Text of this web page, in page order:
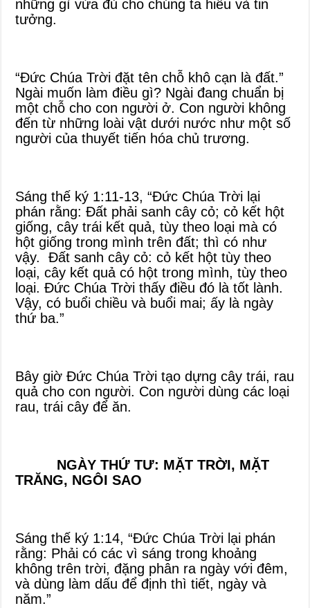
những gì vừa đủ cho chúng ta hiểu và tin
tưởng.
“Đức Chúa Trời đặt tên chỗ khô cạn là đất.”
Ngài muốn làm điều gì? Ngài đang chuẩn bị
một chỗ cho con người ở. Con người không
đến từ những loài vật dưới nước như một số
người của thuyết tiến hóa chủ trương.
Sáng thế ký 1:11-13, “Đức Chúa Trời lại
phán rằng: Đất phải sanh cây cỏ; cỏ kết hột
giống, cây trái kết quả, tùy theo loại mà có
hột giống trong mình trên đất; thì có như
vậy. Đất sanh cây cỏ: cỏ kết hột tùy theo
loại, cây kết quả có hột trong mình, tùy theo
loại. Đức Chúa Trời thấy điều đó là tốt lành.
Vậy, có buổi chiều và buổi mai; ấy là ngày
thứ ba.”
Bây giờ Đức Chúa Trời tạo dựng cây trái, rau
quả cho con người. Con người dùng các loại
rau, trái cây để ăn.
NGÀY THỨ TƯ: MẶT TRỜI, MẶT
TRĂNG, NGÔI SAO
Sáng thế ký 1:14, “Đức Chúa Trời lại phán
rằng: Phải có các vì sáng trong khoảng
không trên trời, đặng phân ra ngày với đêm,
và dùng làm dấu để định thì tiết, ngày và
năm.”